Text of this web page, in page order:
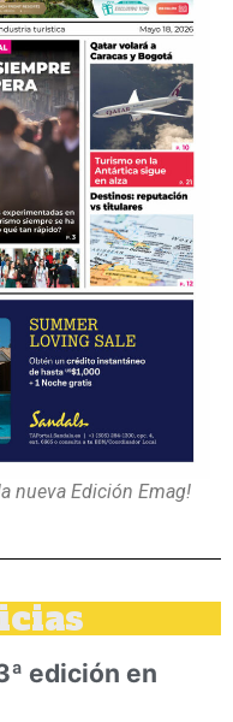
nueva Edición Emag!
edición en